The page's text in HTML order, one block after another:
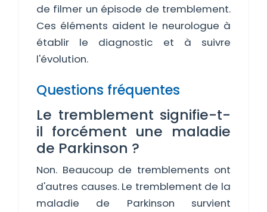
de filmer un épisode de tremblement.
Ces éléments aident le neurologue à
établir le diagnostic et à suivre
l'évolution.
Questions fréquentes
Le tremblement signifie-t-
il forcément une maladie
de Parkinson ?
Non. Beaucoup de tremblements ont
d'autres causes. Le tremblement de la
maladie de Parkinson survient